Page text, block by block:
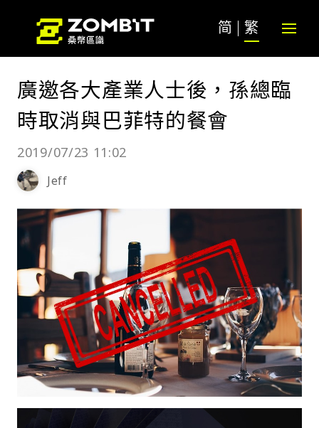
简 繁
廣邀各大產業人士後，孫總臨
時取消與巴菲特的餐會
2019/07/23 11:02
Jeff